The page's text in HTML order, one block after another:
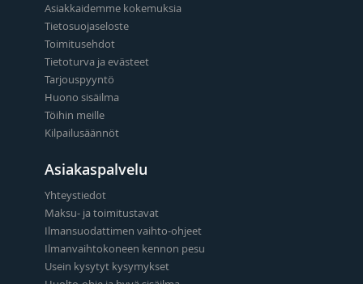
Asiakkaidemme kokemuksia
Tietosuojaseloste
Toimitusehdot
Tietoturva ja evästeet
Tarjouspyyntö
Huono sisäilma
Töihin meille
Kilpailusäännöt
Asiakaspalvelu
Yhteystiedot
Maksu- ja toimitustavat
Ilmansuodattimen vaihto-ohjeet
Ilmanvaihtokoneen kennon pesu
Usein kysytyt kysymykset